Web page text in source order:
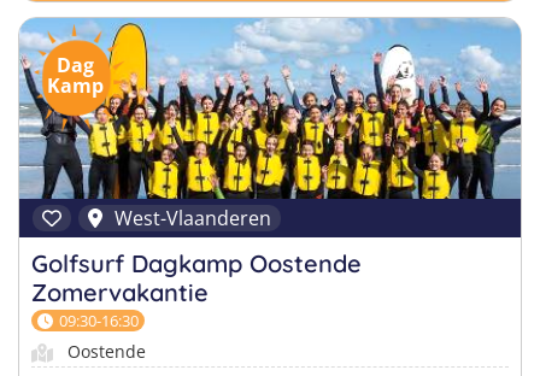
Dag
Kamp
West-Vlaanderen
Golfsurf Dagkamp Oostende
Zomervakantie
09:30-16:30
Oostende